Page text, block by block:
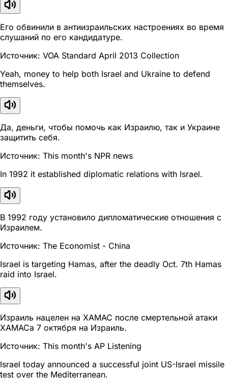
Его обвинили в антиизраильских настроениях во время
слушаний по его кандидатуре.
Источник: VOA Standard April 2013 Collection
Yeah, money to help both Israel and Ukraine to defend
themselves.
Да, деньги, чтобы помочь как Израилю, так и Украине
защитить себя.
Источник: This month's NPR news
In 1992 it established diplomatic relations with Israel.
В 1992 году установило дипломатические отношения с
Израилем.
Источник: The Economist - China
Israel is targeting Hamas, after the deadly Oct. 7th Hamas
raid into Israel.
Израиль нацелен на ХАМАС после смертельной атаки
ХАМАСа 7 октября на Израиль.
Источник: This month's AP Listening
Israel today announced a successful joint US-Israel missile
test over the Mediterranean.